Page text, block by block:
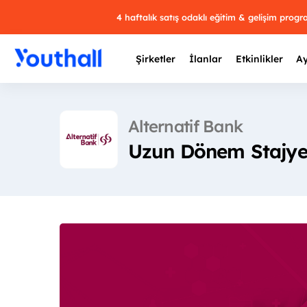
4 haftalık satış odaklı eğitim & gelişim
Şirketler İlanlar Etkinlikler
Alternatif Bank
Uzun Dönem